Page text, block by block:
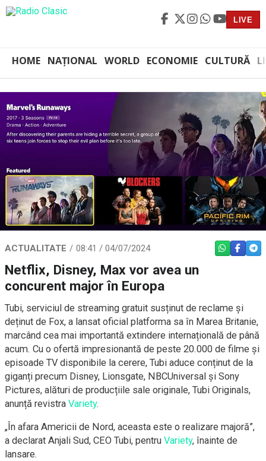
LIVE
HOME NAȚIONAL WORLD ECONOMIE CULTURĂ
ACTUALITATE 08:41 / 04/07/2024 WHATSAPP
Netflix, Disney, Max vor avea un
concurent major în Europa
Tubi, serviciul de streaming gratuit susținut de reclame și
deținut de Fox, a lansat oficial platforma sa în Marea Britanie,
marcând cea mai importantă extindere internațională de până
acum. Cu o ofertă impresionantă de peste 20.000 de filme și
episoade TV disponibile la cerere, Tubi aduce conținut de la
giganți precum Disney, Lionsgate, NBCUniversal și Sony
Pictures, alături de producțiile sale originale, Tubi Originals,
anunță revistra Variety.
„În afara Americii de Nord, aceasta este o realizare majoră”,
a declarat Anjali Sud, CEO Tubi, pentru Variety, înainte de
lansare.